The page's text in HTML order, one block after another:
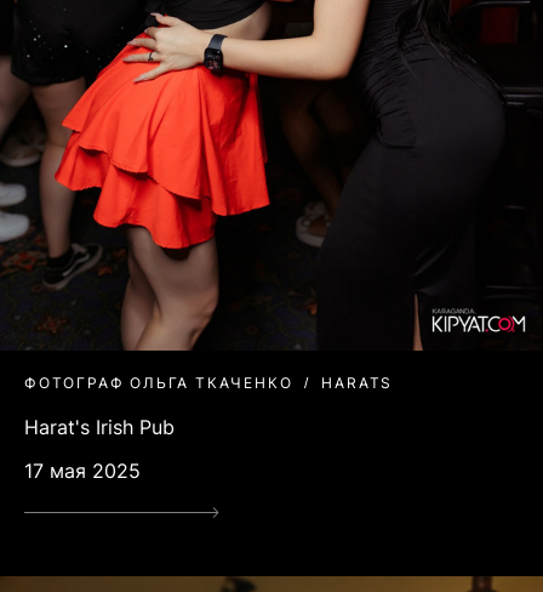
ФОТОГРАФ ОЛЬГА ТКАЧЕНКО HARATS
Harat's Irish Pub
17 мая 2025